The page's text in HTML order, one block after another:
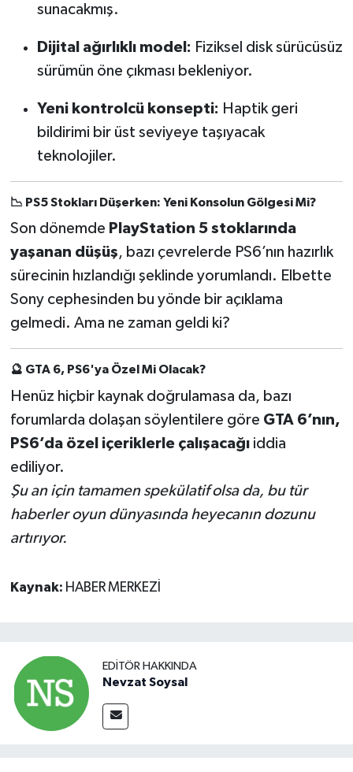
sunacakmış.
Dijital ağırlıklı model: Fiziksel disk sürücüsüz
sürümün öne çıkması bekleniyor.
Yeni kontrolcü konsepti: Haptik geri
bildirimi bir üst seviyeye taşıyacak
teknolojiler.
📉 PS5 Stokları Düşerken: Yeni Konsolun Gölgesi Mi?
Son dönemde PlayStation 5 stoklarında
yaşanan düşüş, bazı çevrelerde PS6’nın hazırlık
sürecinin hızlandığı şeklinde yorumlandı. Elbette
Sony cephesinden bu yönde bir açıklama
gelmedi. Ama ne zaman geldi ki?
🔮 GTA 6, PS6'ya Özel Mi Olacak?
Henüz hiçbir kaynak doğrulamasa da, bazı
forumlarda dolaşan söylentilere göre GTA 6’nın,
PS6’da özel içeriklerle çalışacağıiddia
ediliyor.
Şu an için tamamen spekülatif olsa da, bu tür
haberler oyun dünyasında heyecanın dozunu
artırıyor.
Kaynak: HABER MERKEZİ
EDITÖR HAKKINDA
Nevzat Soysal